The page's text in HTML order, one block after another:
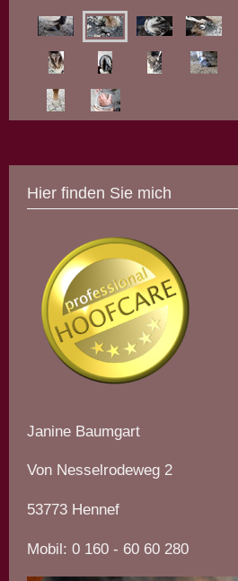
Hier finden Sie mich
Janine Baumgart
Von Nesselrodeweg 2
53773 Hennef
Mobil: 0 160 - 60 60 280